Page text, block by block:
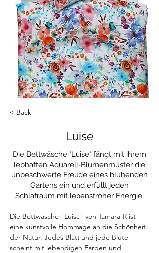
< Back
Luise
Die Bettwäsche "Luise" fängt mit ihrem
lebhaften Aquarell-Blumenmuster die
unbeschwerte Freude eines blühenden
Gartens ein und erfüllt jeden
Schlafraum mit lebensfroher Energie.
Die Bettwäsche "Luise" von Tamara-R ist
eine kunstvolle Hommage an die Schönheit
der Natur. Jedes Blatt und jede Blüte
scheint mit lebendigen Farben und